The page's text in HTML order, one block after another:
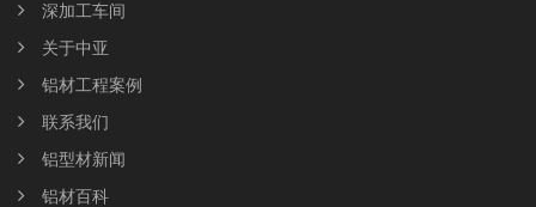
深加工车间
关于中亚
铝材工程案例
联系我们
铝型材新闻
铝材百科